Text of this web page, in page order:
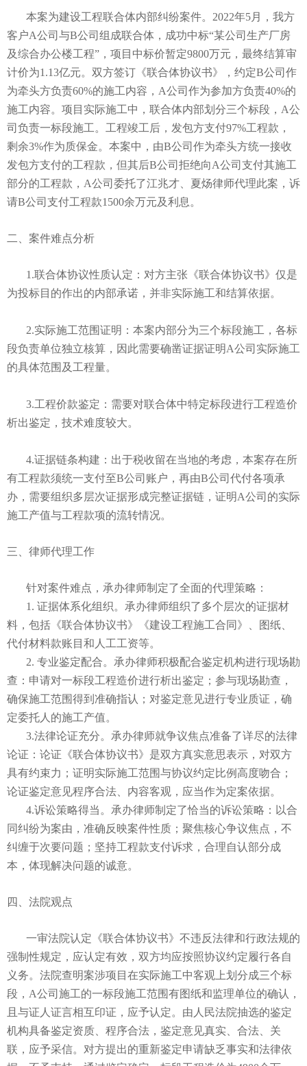
本案为建设工程联合体内部纠纷案件。2022年5月，我方
客户A公司与B公司组成联合体，成功中标“某公司生产厂房
及综合办公楼工程”，项目中标价暂定9800万元，最终结算审
计价为1.13亿元。双方签订《联合体协议书》，约定B公司作
为牵头方负责60%的施工内容，A公司作为参加方负责40%的
施工内容。项目实际施工中，联合体内部划分三个标段，A公
司负责一标段施工。工程竣工后，发包方支付97%工程款，
剩余3%作为质保金。本案中，由B公司作为牵头方统一接收
发包方支付的工程款，但其后B公司拒绝向A公司支付其施工
部分的工程款，A公司委托了江兆才、夏炀律师代理此案，诉
请B公司支付工程款1500余万元及利息。
二、案件难点分析
1.联合体协议性质认定 ：对方主张《联合体协议书》仅是
为投标目的作出的内部承诺，并非实际施工和结算依据。
2.实际施工范围证明 ：本案内部分为三个标段施工，各标
段负责单位独立核算，因此需要确凿证据证明A公司实际施工
的具体范围及工程量。
3.工程价款鉴定 ：需要对联合体中特定标段进行工程造价
析出鉴定，技术难度较大。
4.证据链条构建 ：出于税收留在当地的考虑，本案存在所
有工程款须统一支付至B公司账户，再由B公司代付各项承
办，需要组织多层次证据形成完整证据链，证明A公司的实际
施工产值与工程款项的流转情况。
三、律师代理工作
针对案件难点，承办律师制定了全面的代理策略：
1. 证据体系化组织。 承办律师组织了多个层次的证据材
料，包括《联合体协议书》《建设工程施工合同》、图纸、
代付材料款账目和人工工资等。
2. 专业鉴定配合。 承办律师积极配合鉴定机构进行现场勘
查：申请对一标段工程造价进行析出鉴定；参与现场勘查，
确保施工范围得到准确指认；对鉴定意见进行专业质证，确
定委托人的施工产值。
3.法律论证充分。 承办律师就争议焦点准备了详尽的法律
论证：论证《联合体协议书》是双方真实意思表示，对双方
具有约束力；证明实际施工范围与协议约定比例高度吻合；
论证鉴定意见程序合法、内容客观，应当作为定案依据。
4.诉讼策略得当 。 承办律师制定了恰当的诉讼策略：以合
同纠纷为案由，准确反映案件性质；聚焦核心争议焦点，不
纠缠于次要问题；坚持工程款支付诉求，合理自认部分成
本，体现解决问题的诚意。
四、法院观点
一审法院认定《联合体协议书》不违反法律和行政法规的
强制性规定，应认定有效，双方均应按照协议约定履行各自
义务。法院查明案涉项目在实际施工中客观上划分成三个标
段，A公司施工的一标段施工范围有图纸和监理单位的确认，
且与证人证言相互印证，应予认定。由人民法院抽选的鉴定
机构具备鉴定资质、程序合法，鉴定意见真实、合法、关
联，应予采信。对方提出的重新鉴定申请缺乏事实和法律依